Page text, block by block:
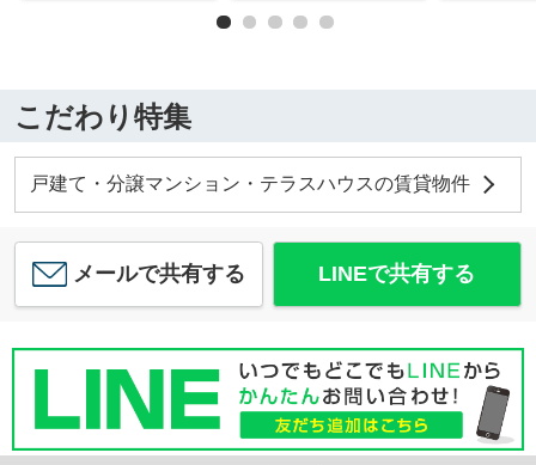
こだわり特集
戸建て・分譲マンション・テラスハウスの賃貸物件
メールで共有する LINEで共有する